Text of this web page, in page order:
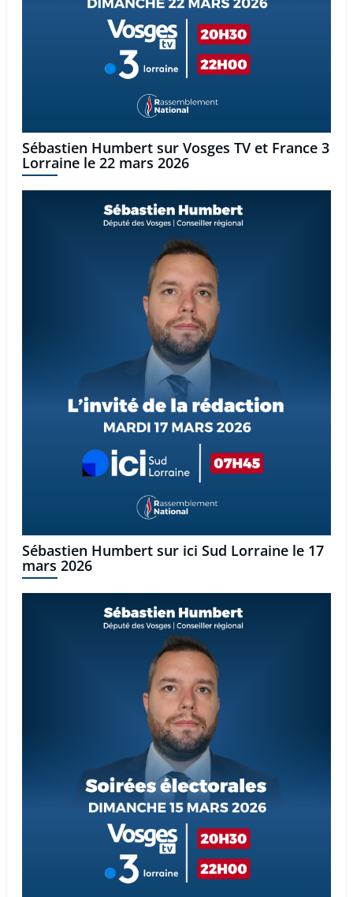
Sébastien Humbert sur Vosges TV et France 3
Lorraine le 22 mars 2026
Sébastien Humbert sur ici Sud Lorraine le 17
mars 2026